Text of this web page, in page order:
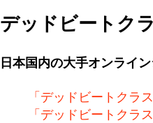
デッドビートク
日本国内の大手オンライ
「デッドビートクラ
「デッドビートクラ